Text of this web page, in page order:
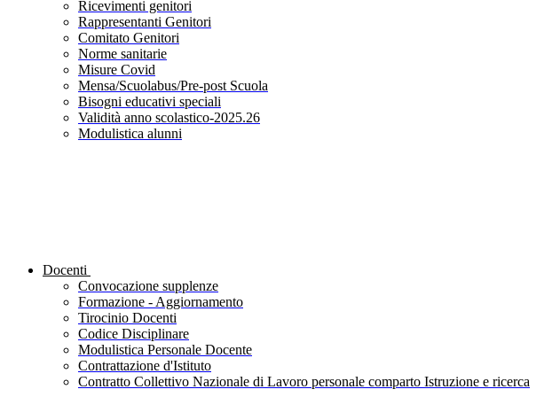
Ricevimenti genitori
Rappresentanti Genitori
Comitato Genitori
Norme sanitarie
Misure Covid
Mensa/Scuolabus/Pre-post Scuola
Bisogni educativi speciali
Validità anno scolastico-2025.26
Modulistica alunni
Docenti
Convocazione supplenze
Formazione - Aggiornamento
Tirocinio Docenti
Codice Disciplinare
Modulistica Personale Docente
Contrattazione d'Istituto
Contratto Collettivo Nazionale di Lavoro personale comparto Istruzione e ricerca